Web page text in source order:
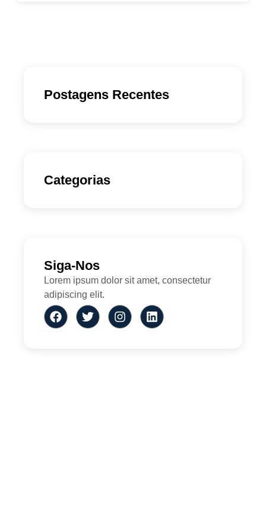
Postagens Recentes
Categorias
Siga-Nos
Lorem ipsum dolor sit amet, consectetur
adipiscing elit.